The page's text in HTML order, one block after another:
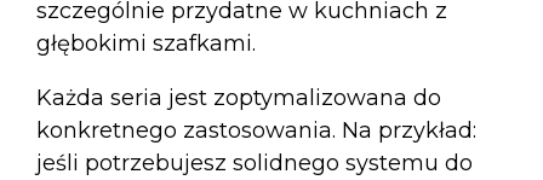
szczególnie przydatne w kuchniach z
głębokimi szafkami.
Każda seria jest zoptymalizowana do
konkretnego zastosowania. Na przykład:
jeśli potrzebujesz solidnego systemu do